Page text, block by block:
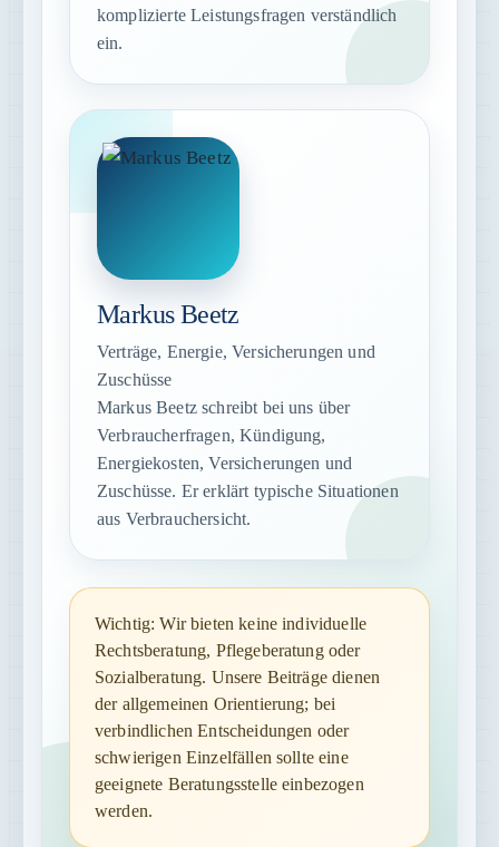
komplizierte Leistungsfragen verständlich
ein.
Markus Beetz
Verträge, Energie, Versicherungen und
Zuschüsse
Markus Beetz schreibt bei uns über
Verbraucherfragen, Kündigung,
Energiekosten, Versicherungen und
Zuschüsse. Er erklärt typische Situationen
aus Verbrauchersicht.
Wichtig: Wir bieten keine individuelle
Rechtsberatung, Pflegeberatung oder
Sozialberatung. Unsere Beiträge dienen
der allgemeinen Orientierung; bei
verbindlichen Entscheidungen oder
schwierigen Einzelfällen sollte eine
geeignete Beratungsstelle einbezogen
werden.